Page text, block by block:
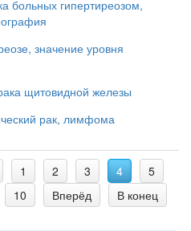
больных гипертиреозом,
значение уровня
щитовидной железы
рак, лимфома
1 2 3 4
5
10 Вперёд В конец